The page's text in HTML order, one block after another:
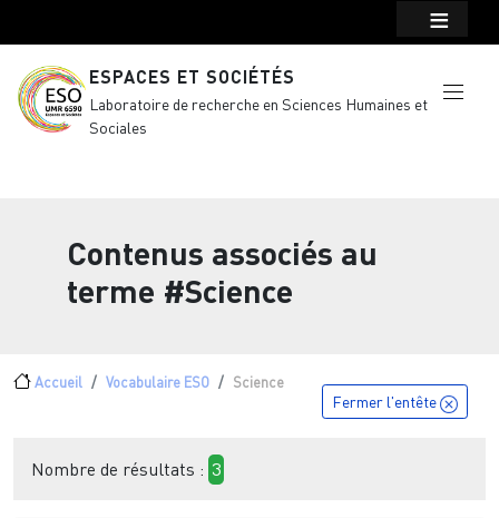
ESPACES ET SOCIÉTÉS
Laboratoire de recherche en Sciences Humaines et
Sociales
Contenus associés au
terme #Science
Fil d'Ariane
Accueil Vocabulaire ESO Science
Fermer l'entête
Nombre de résultats : 3